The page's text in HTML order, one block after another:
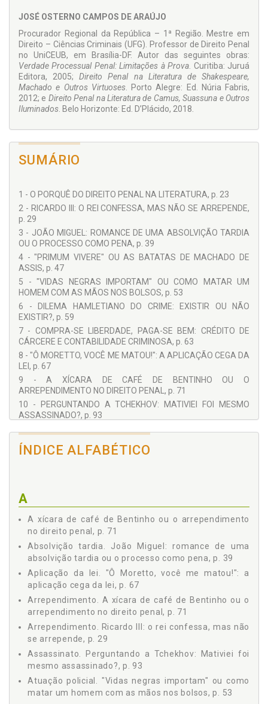
afirma: “José Osterno é um penalista que transita na literatura
para explicar direito penal ”.
JOSÉ OSTERNO CAMPOS DE ARAÚJO
Procurador Regional da República – 1ª Região. Mestre em
Direito – Ciências Criminais (UFG). Professor de Direito Penal
no UniCEUB, em Brasília-DF. Autor das seguintes obras:
Verdade Processual Penal: Limitações à Prova. Curitiba: Juruá
Editora, 2005;Direito Penal na Literatura de Shakespeare,
Machado e Outros Virtuoses. Porto Alegre: Ed. Núria Fabris,
2012; e Direito Penal na Literatura de Camus, Suassuna e Outros
Iluminados. Belo Horizonte: Ed. D’Plácido, 2018.
SUMÁRIO
1 - O PORQUÊ DO DIREITO PENAL NA LITERATURA, p. 23
2 - RICARDO III: O REI CONFESSA, MAS NÃO SE ARREPENDE,
p. 29
3 - JOÃO MIGUEL: ROMANCE DE UMA ABSOLVIÇÃO TARDIA
OU O PROCESSO COMO PENA, p. 39
4 - "PRIMUM VIVERE" OU AS BATATAS DE MACHADO DE
ASSIS, p. 47
5 - "VIDAS NEGRAS IMPORTAM" OU COMO MATAR UM
HOMEM COM AS MÃOS NOS BOLSOS, p. 53
6 - DILEMA HAMLETIANO DO CRIME: EXISTIR OU NÃO
EXISTIR?, p. 59
7 - COMPRA-SE LIBERDADE, PAGA-SE BEM: CRÉDITO DE
CÁRCERE E CONTABILIDADE CRIMINOSA, p. 63
8 - "Ô MORETTO, VOCÊ ME MATOU!": A APLICAÇÃO CEGA DA
LEI, p. 67
9 - A XÍCARA DE CAFÉ DE BENTINHO OU O
ARREPENDIMENTO NO DIREITO PENAL, p. 71
10 - PERGUNTANDO A TCHEKHOV: MATIVIEI FOI MESMO
ASSASSINADO?, p. 93
12 - PROFESSOR, E SE, SOB COAÇÃO PARA ROUBAR, ELE
PENAL, p. 107
ÍNDICE ALFABÉTICO
A
A xícara de café de Bentinho ou o arrependimento
no direito penal, p. 71
Absolvição tardia. João Miguel: romance de uma
absolvição tardia ou o processo como pena, p. 39
Aplicação da lei. "Ô Moretto, você me matou!": a
aplicação cega da lei, p. 67
Arrependimento. A xícara de café de Bentinho ou o
arrependimento no direito penal, p. 71
Arrependimento. Ricardo III: o rei confessa, mas não
se arrepende, p. 29
Assassinato. Perguntando a Tchekhov: Mativiei foi
mesmo assassinado?, p. 93
Atuação policial. "Vidas negras importam" ou como
matar um homem com as mãos nos bolsos, p. 53